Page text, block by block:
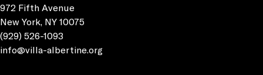
972 Fifth Avenue
New York, NY 10075
(929) 526-1093
info@villa-albertine.org